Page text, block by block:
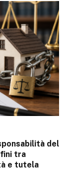
del
tra
e tutela